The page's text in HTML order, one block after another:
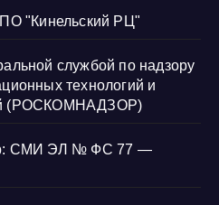
"Кинельский РЦ"
службой по надзору
технологий и
(РОСКОМНАДЗОР)
СМИ ЭЛ № ФС 77 —